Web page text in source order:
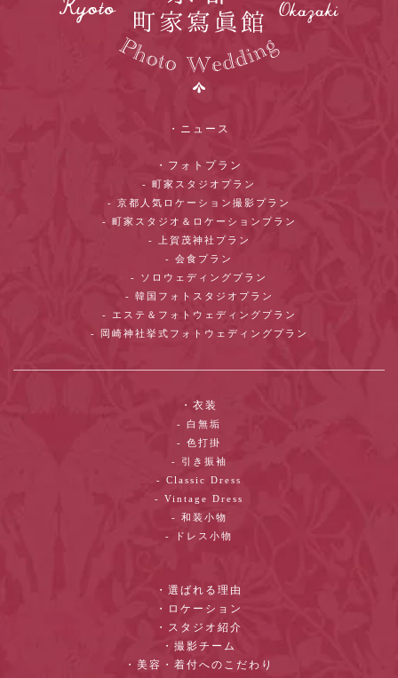
・ニュース
・フォトプラン
- 町家スタジオプラン
- 京都人気ロケーション撮影プラン
- 町家スタジオ＆ロケーションプラン
- 上賀茂神社プラン
- 会食プラン
- ソロウェディングプラン
- 韓国フォトスタジオプラン
- エステ＆フォトウェディングプラン
- 岡崎神社挙式フォトウェディングプラン
・衣装
- 白無垢
- 色打掛
- 引き振袖
- Classic Dress
- Vintage Dress
- 和装小物
- ドレス小物
・選ばれる理由
・ロケーション
・スタジオ紹介
・撮影チーム
・美容・着付へのこだわり